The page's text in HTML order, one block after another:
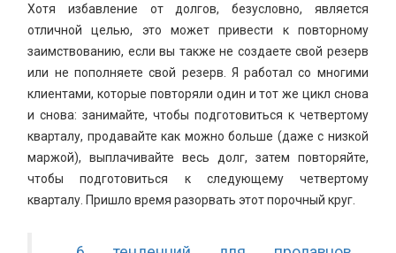
Хотя избавление от долгов, безусловно, является
отличной целью, это может привести к повторному
заимствованию, если вы также не создаете свой резерв
или не пополняете свой резерв. Я работал со многими
клиентами, которые повторяли один и тот же цикл снова
и снова: занимайте, чтобы подготовиться к четвертому
кварталу, продавайте как можно больше (даже с низкой
маржой), выплачивайте весь долг, затем повторяйте,
чтобы подготовиться к следующему четвертому
кварталу. Пришло время разорвать этот порочный круг.